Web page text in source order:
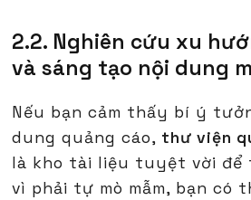
2.2. Nghiên cứu xu
và sáng tạo nội dung
Nếu bạn cảm thấy bí ý
dung quảng cáo, thư viện
là kho tài liệu tuyệt vời để
vì phải tự mò mẫm, bạn có